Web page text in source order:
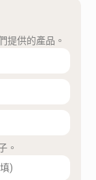
提供的產品。
。